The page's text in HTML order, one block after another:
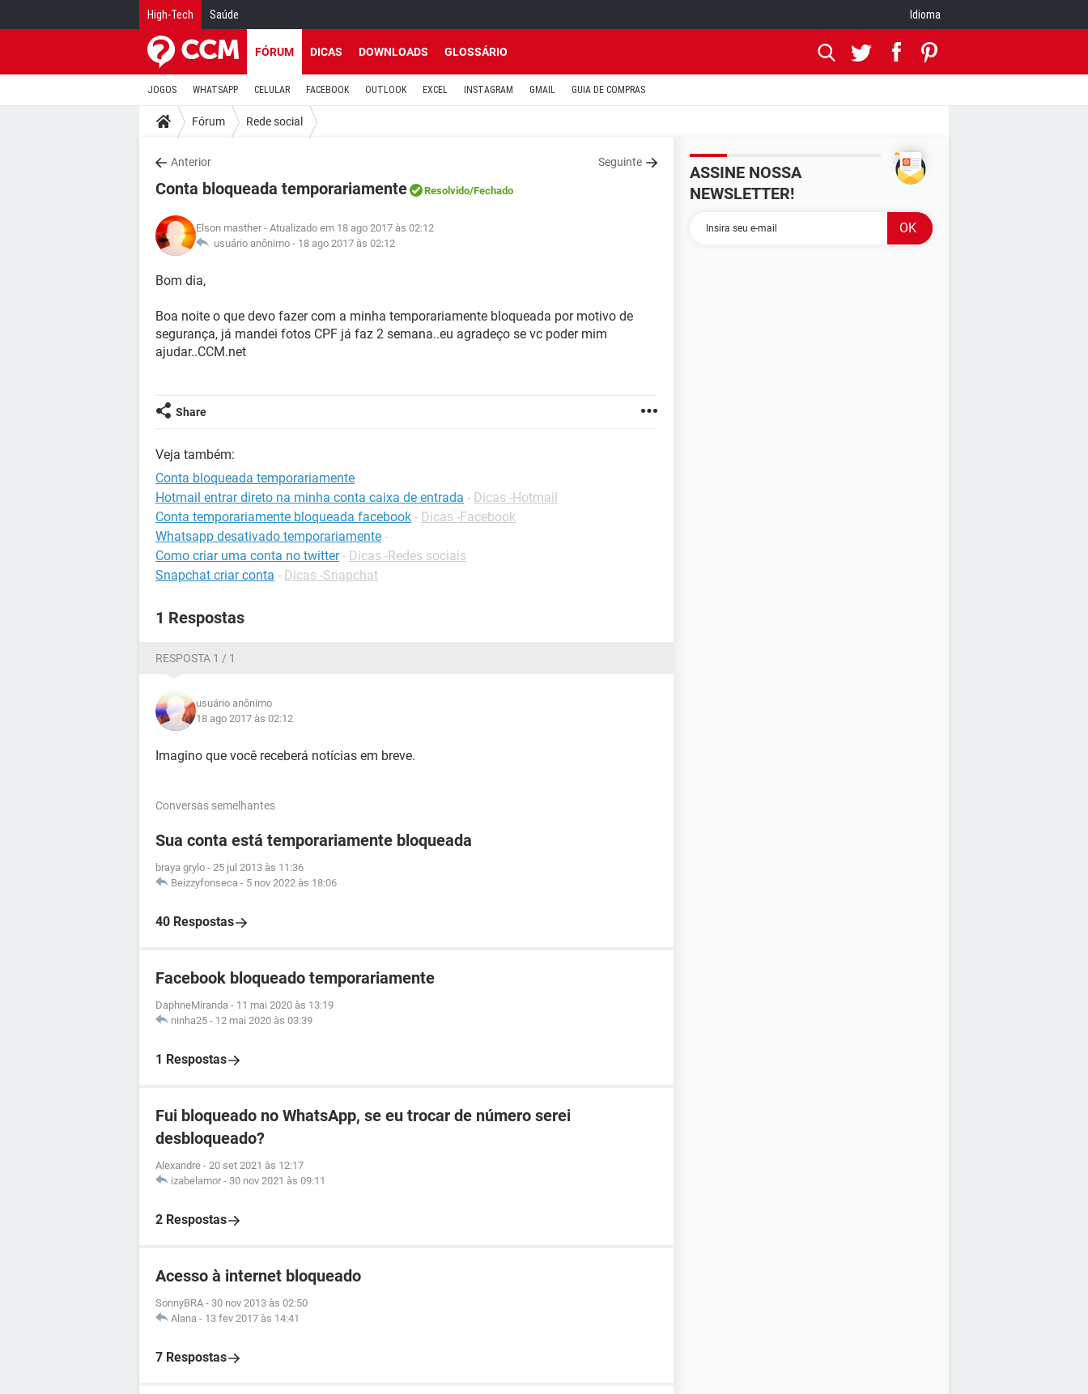
High-Tech Saúde Idioma
FÓRUM DICAS DOWNLOADS GLOSSÁRIO
JOGOS WHATSAPP CELULAR FACEBOOK OUTLOOK EXCEL INSTAGRAM GMAIL GUIA DE COMPRAS
Fórum Rede social
Anterior Seguinte
Conta bloqueada temporariamente Resolvido/Fechado
Elson masther - Atualizado em 18 ago 2017 às 02:12
usuário anônimo - 18 ago 2017 às 02:12
Bom dia,
Boa noite o que devo fazer com a minha temporariamente bloqueada por motivo de
segurança, já mandei fotos CPF já faz 2 semana..eu agradeço se vc poder mim
ajudar..CCM.net
Share
Veja também:
Conta bloqueada temporariamente
Hotmail entrar direto na minha conta caixa de entrada - Dicas -Hotmail
Conta temporariamente bloqueada facebook - Dicas -Facebook
Whatsapp desativado temporariamente -
Como criar uma conta no twitter - Dicas -Redes sociais
Snapchat criar conta - Dicas -Snapchat
1 Respostas
RESPOSTA 1 / 1
usuário anônimo
18 ago 2017 às 02:12
Imagino que você receberá notícias em breve.
Conversas semelhantes
Sua conta está temporariamente bloqueada
braya grylo - 25 jul 2013 às 11:36
Beizzyfonseca - 5 nov 2022 às 18:06
40 Respostas
Facebook bloqueado temporariamente
DaphneMiranda - 11 mai 2020 às 13:19
ninha25 - 12 mai 2020 às 03:39
1 Respostas
Fui bloqueado no WhatsApp, se eu trocar de número serei
desbloqueado?
Alexandre - 20 set 2021 às 12:17
izabelamor - 30 nov 2021 às 09:11
2 Respostas
Acesso à internet bloqueado
SonnyBRA - 30 nov 2013 às 02:50
Alana - 13 fev 2017 às 14:41
7 Respostas
ASSINE NOSSA
NEWSLETTER!